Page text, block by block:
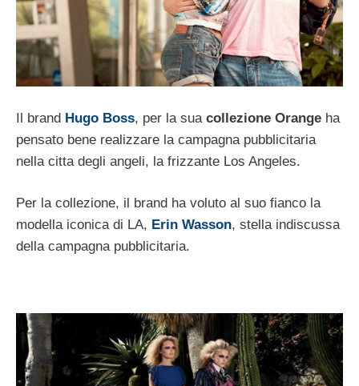
Il brand Hugo Boss, per la sua collezione Orange ha
pensato bene realizzare la campagna pubblicitaria
nella citta degli angeli, la frizzante Los Angeles.
Per la collezione, il brand ha voluto al suo fianco la
modella iconica di LA, Erin Wasson, stella indiscussa
della campagna pubblicitaria.